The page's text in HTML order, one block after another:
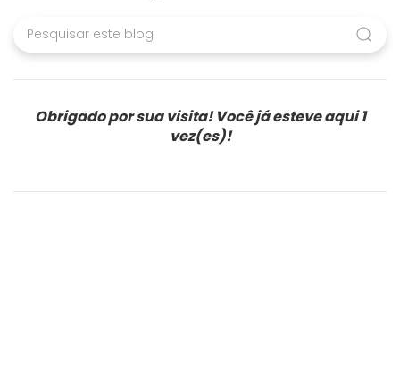
Obrigado por sua visita! Você já esteve aqui1
vez(es)!